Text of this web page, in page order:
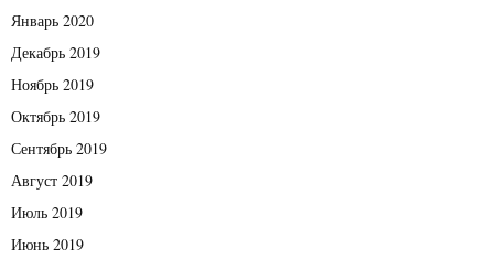
Январь 2020
Декабрь 2019
Ноябрь 2019
Октябрь 2019
Сентябрь 2019
Август 2019
Июль 2019
Июнь 2019